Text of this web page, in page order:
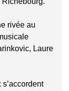
rivée au
Laure